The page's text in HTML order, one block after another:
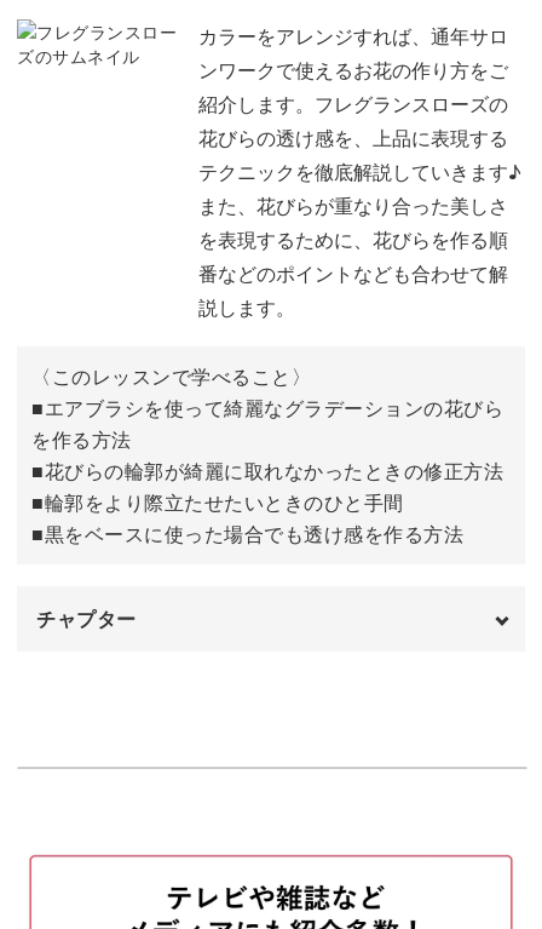
繊細な花びらを作るためのポイントを丁寧に解説していき
ます。
チップに施術する前に、分かりやすいようにペーパーパレ
エアリー感のある花びらの作り方を一からレクチャーして
また、透け感のある花びらが重なり合った美しさを表現す
内容盛りだくさんのレッスンです。
また、その他にも
◆花びらの輪郭が綺麗に取れなかったときの修正方法
などをレッスン。
後半では、
黒をベースに使ってもお花に透け感を残す方法をレッスン
カラーをアレンジすれば、通年サロ
ンワークで使えるお花の作り方をご
紹介します。フレグランスローズの
花びらの透け感を、上品に表現する
テクニックを徹底解説していきます♪
また、花びらが重なり合った美しさ
を表現するために、花びらを作る順
番などのポイントなども合わせて解
説します。
〈このレッスンで学べること〉
■エアブラシを使って綺麗なグラデーションの花びら
を作る方法
■花びらの輪郭が綺麗に取れなかったときの修正方法
■輪郭をより際立たせたいときのひと手間
■黒をベースに使った場合でも透け感を作る方法
チャプター